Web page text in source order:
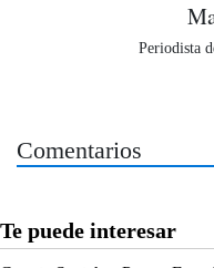
Periodista
Comentarios